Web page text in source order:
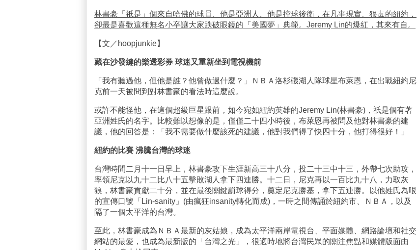
林書豪「祇是」個來自哈佛的球員、他是亞洲人、他是控球後衛，在凡事現實、狠毒的紐約，
卻最是喜歡這種無名小卒讓大家跌破眼鏡的「美國夢」典範。Jeremy Lin的爆紅，其來有自。
【文／hoopjunkie】
藏在沙發縫的樂透彩券 球迷又重新坐到電視機前
「我有聽過他，但他是誰？他曾做過什麼？」ＮＢＡ洛杉磯湖人隊球星布萊恩，在出戰紐約尼
克前一天被問到對林書豪的看法時這麼說。
或許不能怪他，在這個超級巨星跟前，如今宛如紐約英雄的Jeremy Lin(林書豪)，祇是個有著
亞洲姓氏的名字。比較難以想像的是，僅僅二十四小時後，布萊恩再被問及他對林書豪的建
議，他的回答是：「我不需要做什麼該死的建議，他對我們得了快四十分，他打得很好！」
紐約的比賽 沸騰台灣的球迷
台灣時間二月十一日早上，林書豪攻下生涯新高三十八分，投二十三中十三，外帶七次助攻，
率領尼克以九十二比八十五擊敗湖人拿下四連勝。十二日，尼克再以一百比九十八，力取灰
狼，林書豪貢獻二十分，並在最後關鍵罰球得分，奠定尼克勝基，拿下五連勝。以他姓氏為哏
的宣傳口號「Lin-sanity」(由瘋狂insanity轉化而成)，一時之間傳誦於紐約市、ＮＢＡ，以及
隔了一個太平洋的台灣。
至此，林書豪成為ＮＢＡ最新的灰姑娘，成為太平洋兩岸電視台、平面媒體、網路論壇和社交
網站的最愛，也成為最新版的「台灣之光」，很適時地將台灣民眾的關注焦點和媒體版面由